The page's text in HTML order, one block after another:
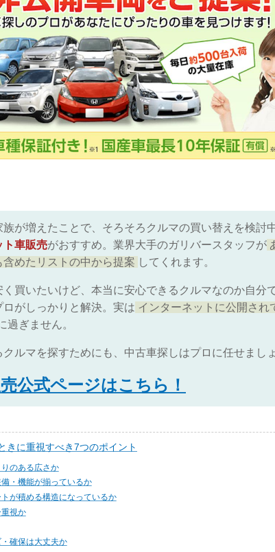
が増えたことで、そろそろクルマの買い替えを検討
ト車販売がおすすめ。業界大手のガリバースタッフが
めたリストの中から提案 してくれます。
く買いたいけど、本当に安心できるクルマなのか自分
がしっかりと解決。実は インターネットに公開され
過ぎません。
ルマを探すためにも、中古車探しはプロに任せまし
公式ページはこちら！
きに重視すべき7つのポイント
のある広さか
・機能が揃っているか
が積める構造になっているか
視か
確保は大丈夫か